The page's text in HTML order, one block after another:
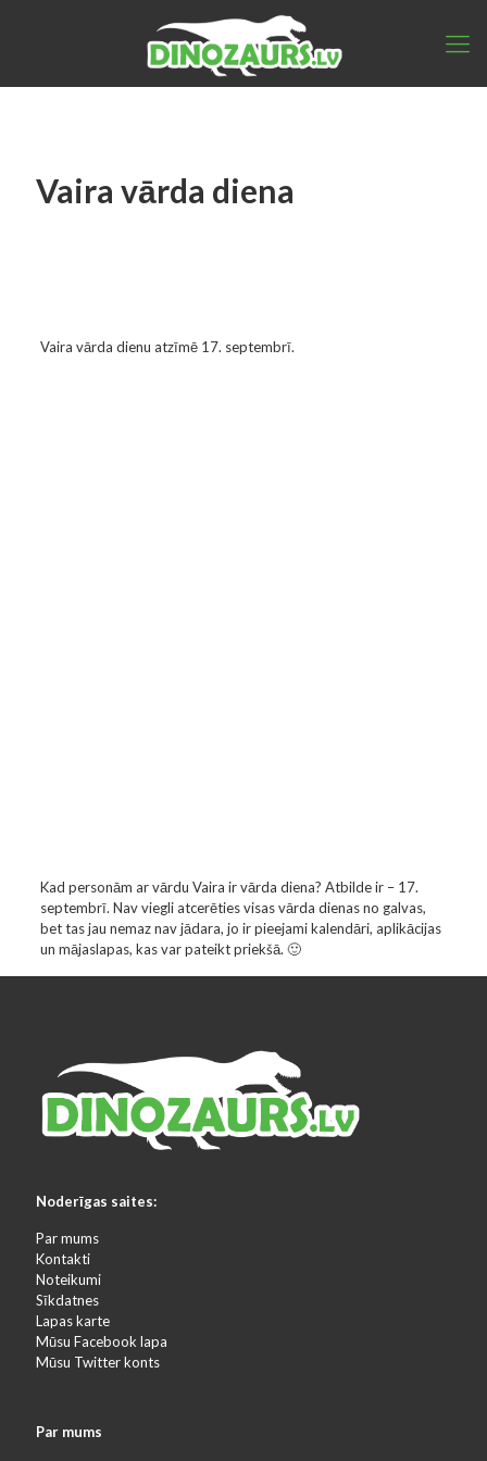
Vaira vārda diena
Vaira vārda dienu atzīmē 17. septembrī.
Kad personām ar vārdu Vaira ir vārda diena? Atbilde ir – 17.
septembrī. Nav viegli atcerēties visas vārda dienas no galvas,
bet tas jau nemaz nav jādara, jo ir pieejami kalendāri, aplikācijas
un mājaslapas, kas var pateikt priekšā. 🙂
Noderīgas saites:
Par mums
Kontakti
Noteikumi
Sīkdatnes
Lapas karte
Mūsu Facebook lapa
Mūsu Twitter konts
Par mums